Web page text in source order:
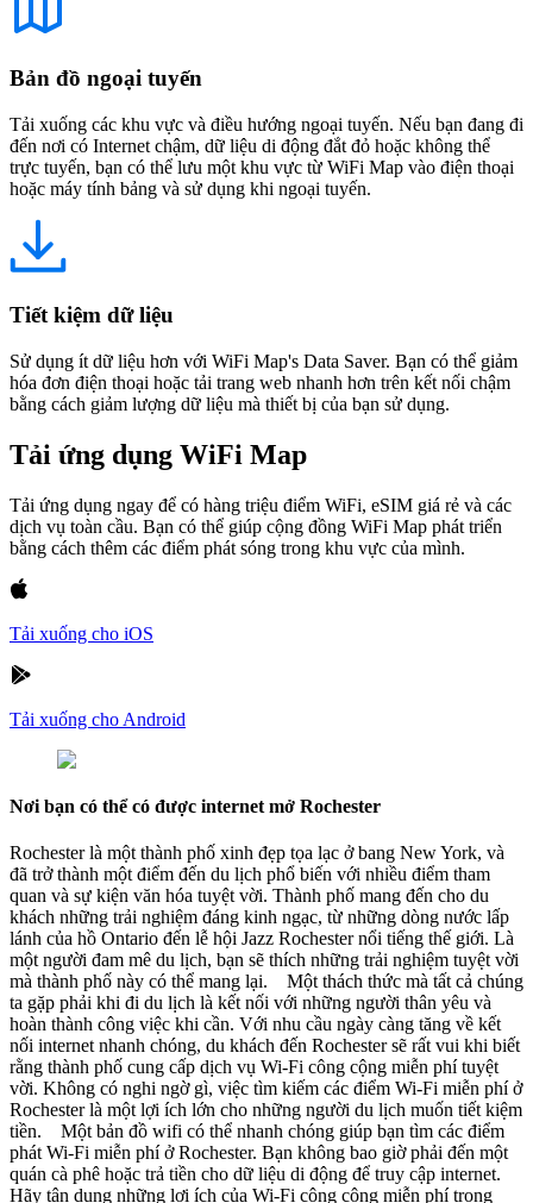
Bản đồ ngoại tuyến
Tải xuống các khu vực và điều hướng ngoại tuyến. Nếu bạn đang đi
đến nơi có Internet chậm, dữ liệu di động đắt đỏ hoặc không thể
trực tuyến, bạn có thể lưu một khu vực từ WiFi Map vào điện thoại
hoặc máy tính bảng và sử dụng khi ngoại tuyến.
Tiết kiệm dữ liệu
Sử dụng ít dữ liệu hơn với WiFi Map's Data Saver. Bạn có thể giảm
hóa đơn điện thoại hoặc tải trang web nhanh hơn trên kết nối chậm
bằng cách giảm lượng dữ liệu mà thiết bị của bạn sử dụng.
Tải ứng dụng WiFi Map
Tải ứng dụng ngay để có hàng triệu điểm WiFi, eSIM giá rẻ và các
dịch vụ toàn cầu. Bạn có thể giúp cộng đồng WiFi Map phát triển
bằng cách thêm các điểm phát sóng trong khu vực của mình.
Tải xuống cho iOS
Tải xuống cho Android
Nơi bạn có thể có được internet mở Rochester
Rochester là một thành phố xinh đẹp tọa lạc ở bang New York, và
đã trở thành một điểm đến du lịch phổ biến với nhiều điểm tham
quan và sự kiện văn hóa tuyệt vời. Thành phố mang đến cho du
khách những trải nghiệm đáng kinh ngạc, từ những dòng nước lấp
lánh của hồ Ontario đến lễ hội Jazz Rochester nổi tiếng thế giới. Là
một người đam mê du lịch, bạn sẽ thích những trải nghiệm tuyệt vời
mà thành phố này có thể mang lại. Một thách thức mà tất cả chúng
ta gặp phải khi đi du lịch là kết nối với những người thân yêu và
hoàn thành công việc khi cần. Với nhu cầu ngày càng tăng về kết
nối internet nhanh chóng, du khách đến Rochester sẽ rất vui khi biết
rằng thành phố cung cấp dịch vụ Wi-Fi công cộng miễn phí tuyệt
vời. Không có nghi ngờ gì, việc tìm kiếm các điểm Wi-Fi miễn phí ở
Rochester là một lợi ích lớn cho những người du lịch muốn tiết kiệm
tiền. Một bản đồ wifi có thể nhanh chóng giúp bạn tìm các điểm
phát Wi-Fi miễn phí ở Rochester. Bạn không bao giờ phải đến một
quán cà phê hoặc trả tiền cho dữ liệu di động để truy cập internet.
Hãy tận dụng những lợi ích của Wi-Fi công cộng miễn phí trong